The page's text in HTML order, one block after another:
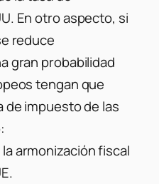
En otro aspecto, si
reduce
gran probabilidad
tengan que
de impuesto de las
armonización fiscal